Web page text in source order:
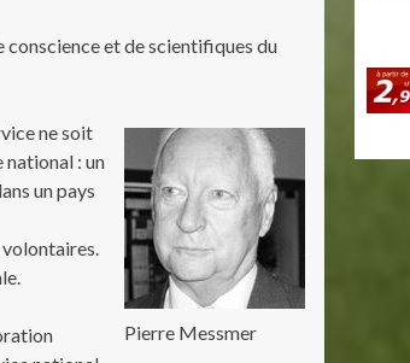
conscience et de scientifiques du
Pierre Messmer
ne soit
national : un
un pays